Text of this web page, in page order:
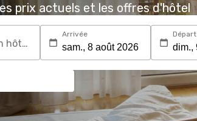
prix actuels et les offres d'hôtel
Recherchez une destination ou un hôtel
Arrivée Départ